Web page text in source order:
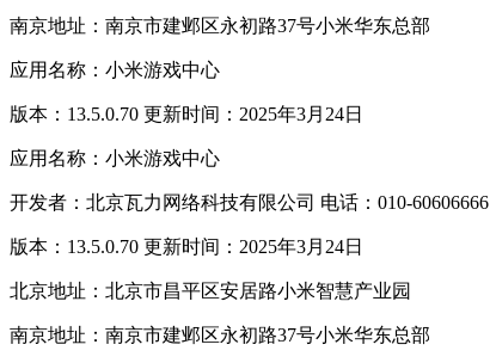
南京地址：南京市建邺区永初路37号小米华东总部
应用名称：小米游戏中心
版本：13.5.0.70 更新时间：2025年3月24日
应用名称：小米游戏中心
开发者：北京瓦力网络科技有限公司 电话：010-60606666
版本：13.5.0.70 更新时间：2025年3月24日
北京地址：北京市昌平区安居路小米智慧产业园
南京地址：南京市建邺区永初路37号小米华东总部